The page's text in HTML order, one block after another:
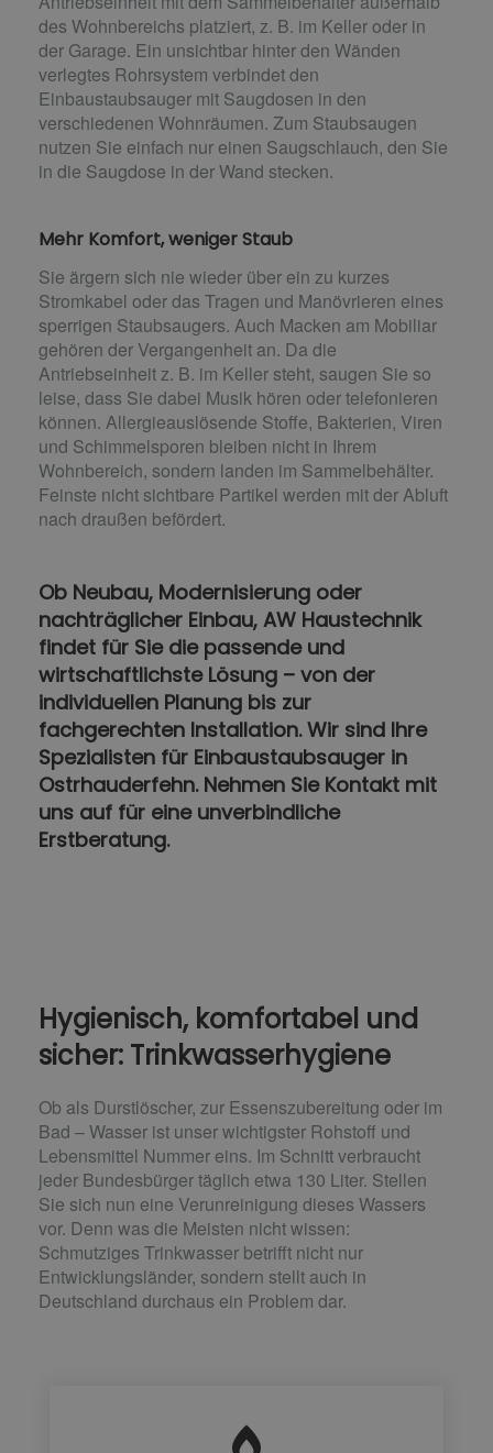
des Wohnbereichs platziert, z. B. im Keller oder in
der Garage. Ein unsichtbar hinter den Wänden
verlegtes Rohrsystem verbindet den
Einbaustaubsauger mit Saugdosen in den
verschiedenen Wohnräumen. Zum Staubsaugen
nutzen Sie einfach nur einen Saugschlauch, den Sie
in die Saugdose in der Wand stecken.
Mehr Komfort, weniger Staub
Sie ärgern sich nie wieder über ein zu kurzes
Stromkabel oder das Tragen und Manövrieren eines
sperrigen Staubsaugers. Auch Macken am Mobiliar
gehören der Vergangenheit an. Da die
Antriebseinheit z. B. im Keller steht, saugen Sie so
leise, dass Sie dabei Musik hören oder telefonieren
können. Allergieauslösende Stoffe, Bakterien, Viren
und Schimmelsporen bleiben nicht in Ihrem
Wohnbereich, sondern landen im Sammelbehälter.
Feinste nicht sichtbare Partikel werden mit der Abluft
nach draußen befördert.
Ob Neubau, Modernisierung oder
nachträglicher Einbau, AW Haustechnik
findet für Sie die passende und
wirtschaftlichste Lösung – von der
individuellen Planung bis zur
fachgerechten Installation. Wir sind Ihre
Spezialisten für Einbaustaubsauger in
Ostrhauderfehn. Nehmen Sie Kontakt mit
uns auf für eine unverbindliche
Erstberatung.
Hygienisch, komfortabel und
sicher: Trinkwasserhygiene
Ob als Durstlöscher, zur Essenszubereitung oder im
Bad – Wasser ist unser wichtigster Rohstoff und
Lebensmittel Nummer eins. Im Schnitt verbraucht
jeder Bundesbürger täglich etwa 130 Liter. Stellen
Sie sich nun eine Verunreinigung dieses Wassers
vor. Denn was die Meisten nicht wissen:
Schmutziges Trinkwasser betrifft nicht nur
Entwicklungsländer, sondern stellt auch in
Deutschland durchaus ein Problem dar.